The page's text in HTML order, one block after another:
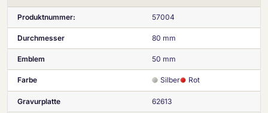
Produktnummer: 57004
Durchmesser 80 mm
Emblem 50 mm
Farbe Silber Rot
Gravurplatte 62613